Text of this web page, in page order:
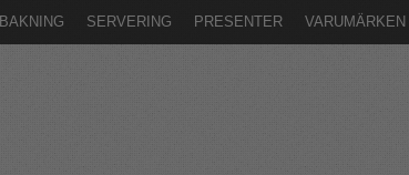
BAKNING SERVERING PRESENTER VARUMÄRKEN